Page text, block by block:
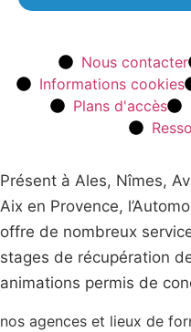
Nous contacter
Informations cookies
Plans d'accès
Présent à Ales, Nîmes,
Aix en Provence,
offre de nombreux
stages de récupération
animations permis de
nos agences et lieux de